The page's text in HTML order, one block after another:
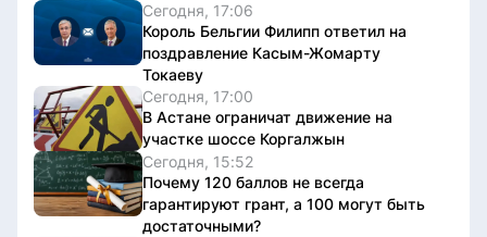
Сегодня, 17:06
Король Бельгии Филипп ответил на
поздравление Касым-Жомарту
Токаеву
Сегодня, 17:00
В Астане ограничат движение на
участке шоссе Коргалжын
Сегодня, 15:52
Почему 120 баллов не всегда
гарантируют грант, а 100 могут быть
достаточными?